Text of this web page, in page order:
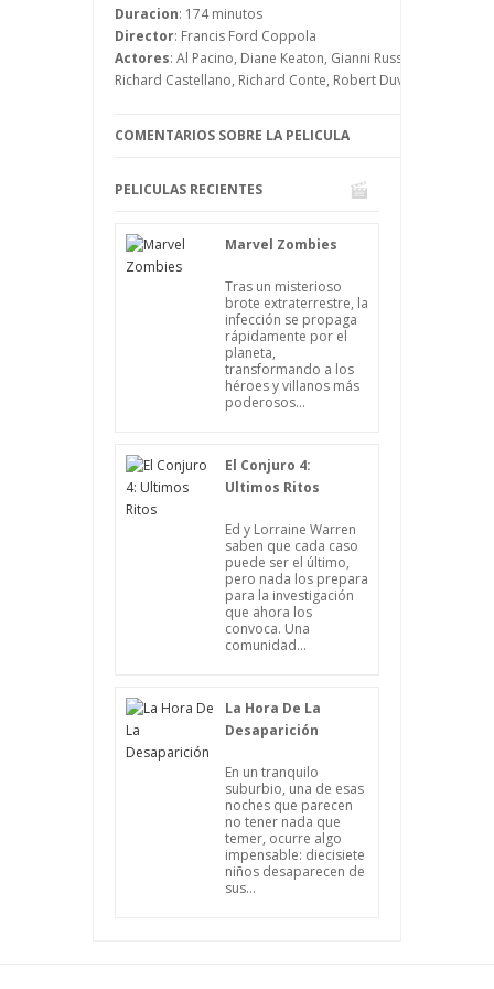
desatar una guerra entre la mafia que
terminará con decenas de cadáveres.
Duracion: 174 minutos
Director: Francis Ford Coppola
Actores: Al Pacino, Diane Keaton, Gianni Russo, James
Richard Castellano, Richard Conte, Robert Duvall, Rudy
COMENTARIOS SOBRE LA PELICULA
PELICULAS RECIENTES
Marvel Zombies
Tras un misterioso
brote extraterrestre, la
infección se propaga
rápidamente por el
planeta,
transformando a los
héroes y villanos más
poderosos...
El Conjuro 4:
Ultimos Ritos
Ed y Lorraine Warren
saben que cada caso
puede ser el último,
pero nada los prepara
para la investigación
que ahora los
convoca. Una
comunidad...
La Hora De La
Desaparición
En un tranquilo
suburbio, una de esas
noches que parecen
no tener nada que
temer, ocurre algo
impensable: diecisiete
niños desaparecen de
sus...